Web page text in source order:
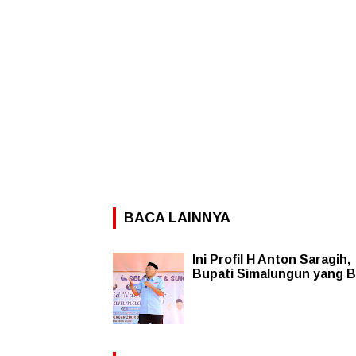
BACA LAINNYA
Ini Profil H Anton Saragih,
Bupati Simalungun yang